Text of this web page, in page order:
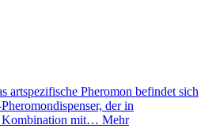
artspezifische Pheromon befindet sich
der in
Kombination mit… Mehr